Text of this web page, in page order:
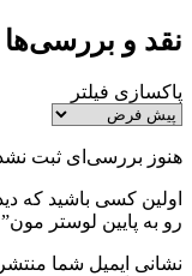
نقد و بررسی‌ها
پاکسازی فیلتر
هنوز بررسی‌ای ثبت
اولین کسی باشید که
رو به پایین لوستر مون”
نشانی ایمیل شما